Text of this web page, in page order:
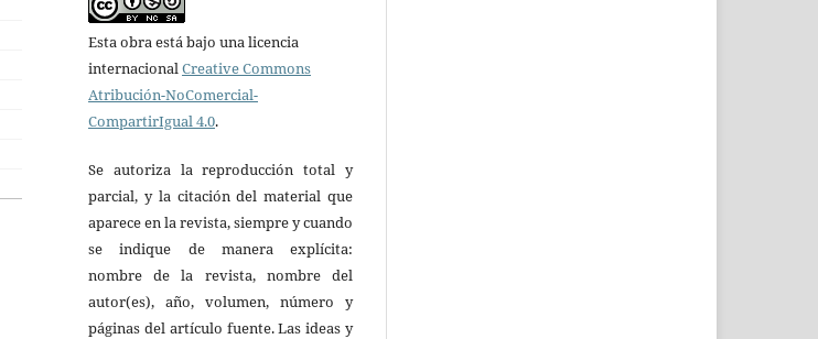
Esta obra está bajo una licencia
internacional Creative Commons
Atribución-NoComercial-
CompartirIgual 4.0.
Se autoriza la reproducción total y
parcial, y la citación del material que
aparece en la revista, siempre y cuando
se indique de manera explícita:
nombre de la revista, nombre del
autor(es), año, volumen, número y
páginas del artículo fuente. Las ideas y